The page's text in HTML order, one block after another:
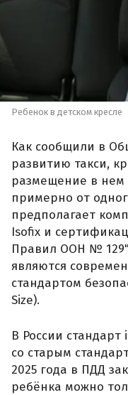
Ребенок в детском кресле
Как сообщили в
развитию такси,
размещение в нем
примерно от
предполагает
Isofix и
Правил ООН №
являются
стандартом
Size).
В России стандарт
со старым
2025 года в ПДД
ребёнка можно